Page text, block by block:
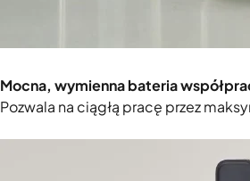
Mocna, wymienna bateria
Pozwala na ciągłą pracę przez